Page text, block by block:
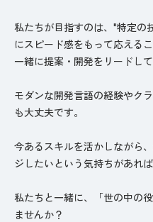
私たちが目指すのは、"特定の
にスピード感をもって応える
一緒に提案・開発をリードし
モダンな開発言語の経験やク
も大丈夫です。
今あるスキルを活かしながら
ジしたいという気持ちがあれ
私たちと一緒に、「世の中の
ませんか？